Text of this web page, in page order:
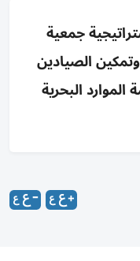
جمعية
الصيادين
البحرية